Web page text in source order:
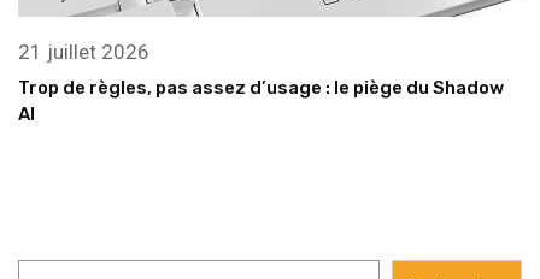
21 juillet 2026
Trop de règles, pas assez d’usage : le piège du Shadow
AI